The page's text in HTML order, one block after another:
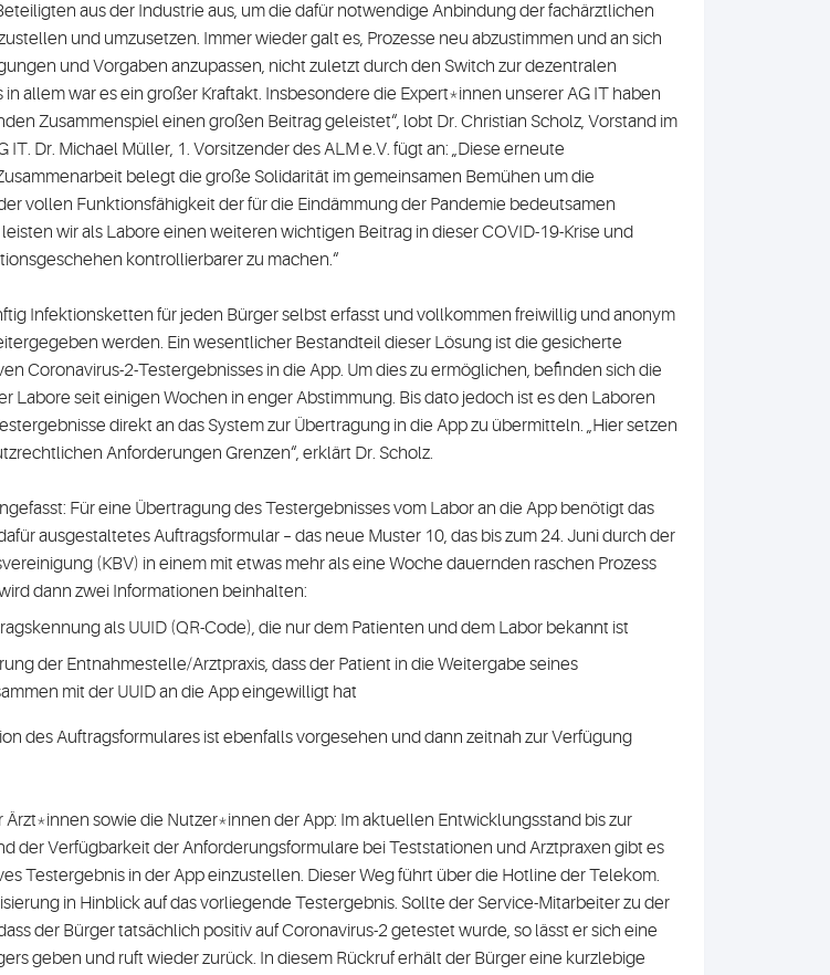
aus der Industrie aus, um die dafür notwendige Anbindung der fachärztlichen
und umzusetzen. Immer wieder galt es, Prozesse neu abzustimmen und an sich
und Vorgaben anzupassen, nicht zuletzt durch den Switch zur dezentralen
in allem war es ein großer Kraftakt. Insbesondere die Expert*innen unserer AG IT haben
Zusammenspiel einen großen Beitrag geleistet“, lobt Dr. Christian Scholz, Vorstand im
IT. Dr. Michael Müller, 1. Vorsitzender des ALM e.V. fügt an: „Diese erneute
belegt die große Solidarität im gemeinsamen Bemühen um die
vollen Funktionsfähigkeit der für die Eindämmung der Pandemie bedeutsamen
wir als Labore einen weiteren wichtigen Beitrag in dieser COVID-19-Krise und
kontrollierbarer zu machen.“
Infektionsketten für jeden Bürger selbst erfasst und vollkommen freiwillig und anonym
werden. Ein wesentlicher Bestandteil dieser Lösung ist die gesicherte
Coronavirus-2-Testergebnisses in die App. Um dies zu ermöglichen, befinden sich die
Labore seit einigen Wochen in enger Abstimmung. Bis dato jedoch ist es den Laboren
direkt an das System zur Übertragung in die App zu übermitteln. „Hier setzen
Anforderungen Grenzen“, erklärt Dr. Scholz.
Für eine Übertragung des Testergebnisses vom Labor an die App benötigt das
ausgestaltetes Auftragsformular – das neue Muster 10, das bis zum 24. Juni durch der
(KBV) in einem mit etwas mehr als eine Woche dauernden raschen Prozess
dann zwei Informationen beinhalten:
als UUID (QR-Code), die nur dem Patienten und dem Labor bekannt ist
der Entnahmestelle/Arztpraxis, dass der Patient in die Weitergabe seines
mit der UUID an die App eingewilligt hat
des Auftragsformulares ist ebenfalls vorgesehen und dann zeitnah zur Verfügung
Ärzt*innen sowie die Nutzer*innen der App: Im aktuellen Entwicklungsstand bis zur
der Verfügbarkeit der Anforderungsformulare bei Teststationen und Arztpraxen gibt es
Testergebnis in der App einzustellen. Dieser Weg führt über die Hotline der Telekom.
in Hinblick auf das vorliegende Testergebnis. Sollte der Service-Mitarbeiter zu der
der Bürger tatsächlich positiv auf Coronavirus-2 getestet wurde, so lässt er sich eine
geben und ruft wieder zurück. In diesem Rückruf erhält der Bürger eine kurzlebige